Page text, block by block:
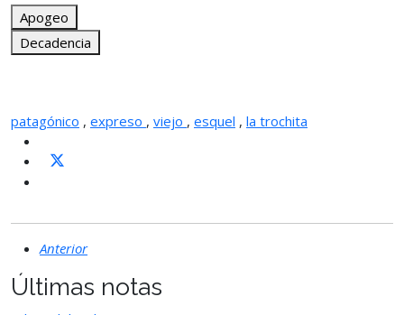
Apogeo
Decadencia
patagónico , expreso , viejo , esquel , la trochita
Anterior
Últimas notas